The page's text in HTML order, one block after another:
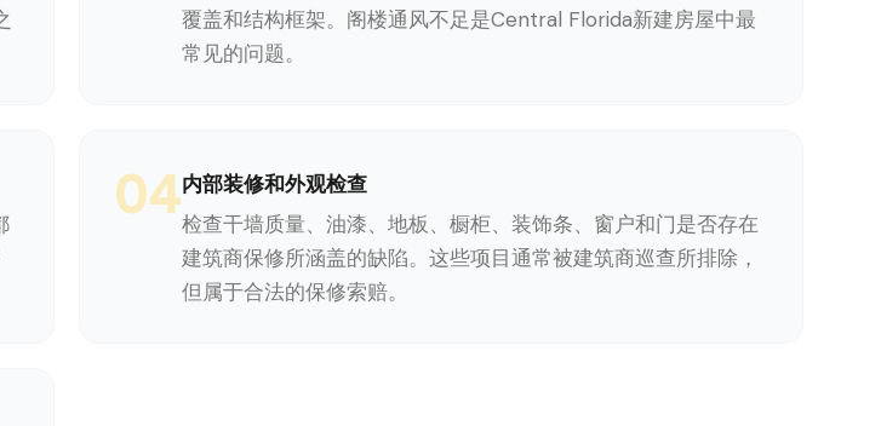
覆盖和结构框架。阁楼通风不足是Central Florida新建房屋中最
常见的问题。
04内部装修和外观检查
检查干墙质量、油漆、地板、橱柜、装饰条、窗户和门是否存在
建筑商保修所涵盖的缺陷。这些项目通常被建筑商巡查所排除，
但属于合法的保修索赔。